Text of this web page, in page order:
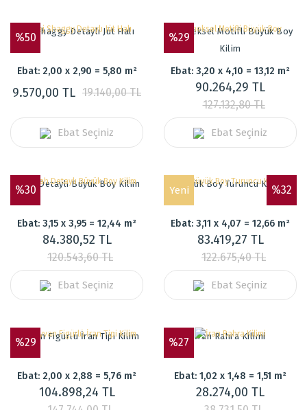
%50
Bej Shaggy Detaylı Jüt Halı
Ebat: 2,00 x 2,90 = 5,80 m²
9.570,00 TL 19.140,00 TL
Ebat Seçiniz
%29
Geleneksel Motifli Büyük Boy
Kilim
Ebat: 3,20 x 4,10 = 13,12 m²
90.264,29 TL
127.132,80 TL
Ebat Seçiniz
%30
Siyah Detaylı Büyük Boy Kilim
Ebat: 3,15 x 3,95 = 12,44 m²
84.380,52 TL
120.543,60 TL
Ebat Seçiniz
Yeni %32
Büyük Boy Turuncu Kilim
Ebat: 3,11 x 4,07 = 12,66 m²
83.419,27 TL
122.675,40 TL
Ebat Seçiniz
%29
Hayvan Figürlü İran Tipi Kilim
Ebat: 2,00 x 2,88 = 5,76 m²
104.898,24 TL
%27 İran Rahra Kilimi
Ebat: 1,02 x 1,48 = 1,51 m²
28.274,00 TL